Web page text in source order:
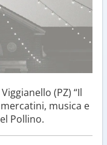
(PZ) “Il
musica e
Pollino.